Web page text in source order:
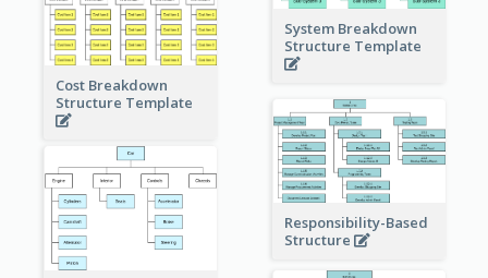
System Breakdown
Structure Template
Cost Breakdown
Structure Template
Responsibility-Based
Structure